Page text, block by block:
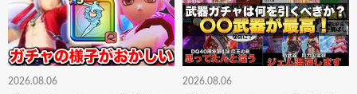
2026.08.06 2026.08.06